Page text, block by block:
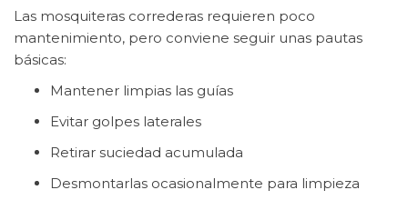
Las mosquiteras correderas requieren poco
mantenimiento, pero conviene seguir unas pautas
básicas:
Mantener limpias las guías
Evitar golpes laterales
Retirar suciedad acumulada
Desmontarlas ocasionalmente para limpieza